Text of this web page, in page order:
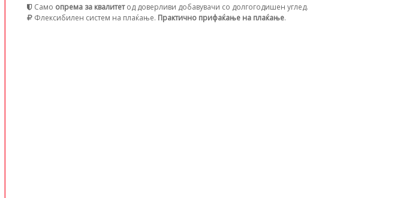
Само опрема за квалитетод доверливи добавувачи со долгогодишен углед.
Флексибилен систем на плаќање. Практично прифаќање на плаќање.